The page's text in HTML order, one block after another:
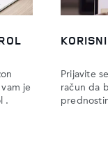
je
.
Prijavite
račun da